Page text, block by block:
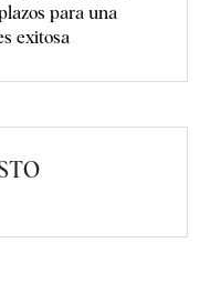
para una
exitosa